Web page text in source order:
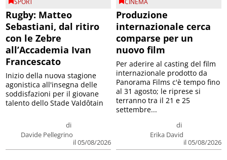
SPORT
Rugby: Matteo
Sebastiani, dal ritiro
con le Zebre
all’Accademia Ivan
Francescato
di
Davide Pellegrino
il 05/08/2026
Inizio della nuova stagione
agonistica all'insegna delle
soddisfazioni per il giovane
talento dello Stade Valdôtain
CINEMA
Produzione
internazionale cerca
comparse per un
nuovo film
di
Erika David
il 05/08/2026
Per aderire al casting del film
internazionale prodotto da
Panorama Films c'è tempo fino
al 31 agosto; le riprese si
terranno tra il 21 e 25
settembre...